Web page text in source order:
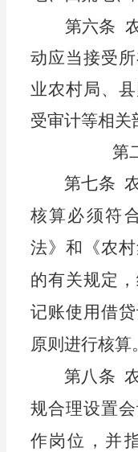
第六条
动应当接受
业农村局、
受审计等相关
第
第七条
核算必须符
法》和《农
的有关规定，
记账使用借
原则进行核算。
第八条
规合理设置
作岗位， 并